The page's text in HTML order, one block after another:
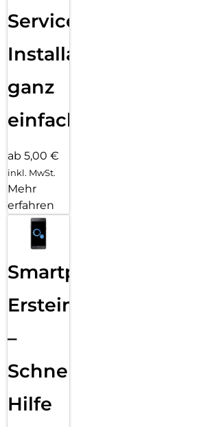
Services
Installation
ganz
einfach
ab 5,00 €
inkl. MwSt.
Mehr
erfahren
Smartphone
Ersteinrichtung
–
Schnelle
Hilfe